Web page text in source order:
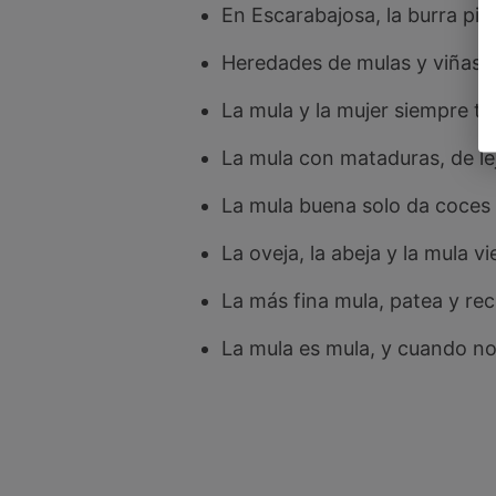
En Escarabajosa, la burra
Heredades de mulas y viñas,
La mula y la mujer siempre
La mula con mataduras, de
La mula buena solo da
La oveja, la abeja y la mula
La más fina mula, patea y
La mula es mula, y cuando